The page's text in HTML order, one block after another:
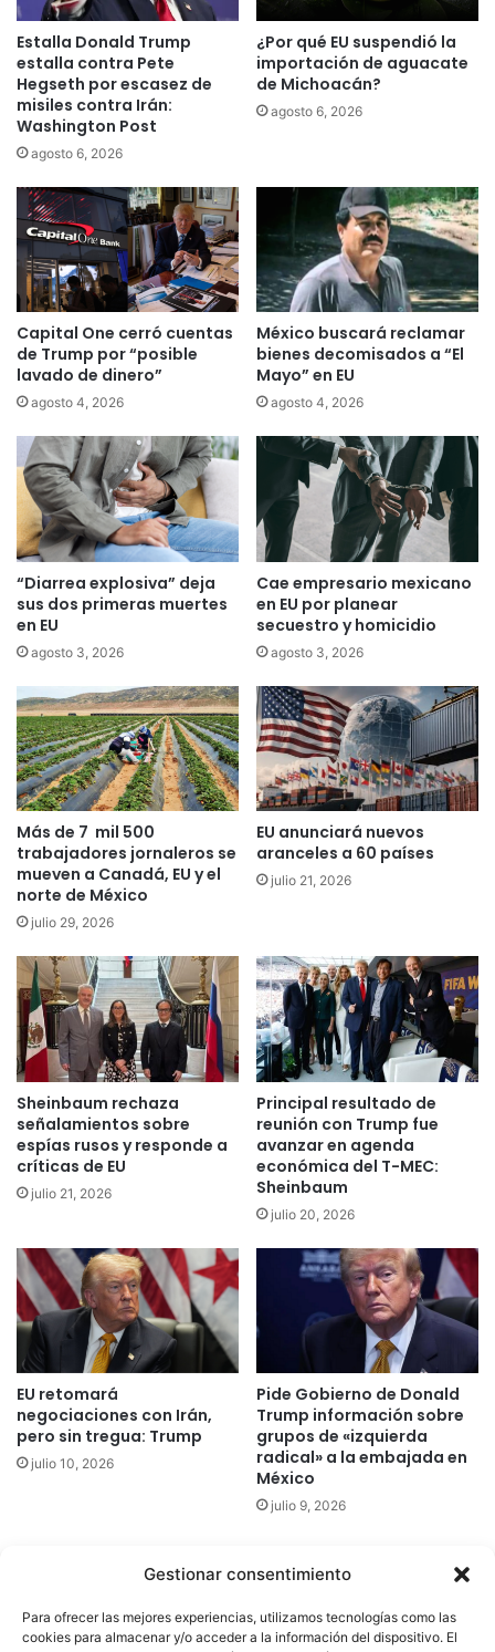
Gestionar consentimiento
Para ofrecer las mejores experiencias, utilizamos tecnologías como las
cookies para almacenar y/o acceder a la información del dispositivo. El
Estalla Donald Trump
estalla contra Pete
Hegseth por escasez de
misiles contra Irán:
Washington Post
agosto 6, 2026
¿Por qué EU suspendió la
importación de aguacate
de Michoacán?
agosto 6, 2026
Capital One cerró cuentas
de Trump por “posible
lavado de dinero”
agosto 4, 2026
México buscará reclamar
bienes decomisados a “El
Mayo” en EU
agosto 4, 2026
“Diarrea explosiva” deja
sus dos primeras muertes
en EU
agosto 3, 2026
Cae empresario mexicano
en EU por planear
secuestro y homicidio
agosto 3, 2026
Más de 7 mil 500
trabajadores jornaleros se
mueven a Canadá, EU y el
norte de México
julio 29, 2026
EU anunciará nuevos
aranceles a 60 países
julio 21, 2026
Sheinbaum rechaza
señalamientos sobre
espías rusos y responde a
críticas de EU
julio 21, 2026
Principal resultado de
reunión con Trump fue
avanzar en agenda
económica del T-MEC:
Sheinbaum
julio 20, 2026
EU retomará
negociaciones con Irán,
pero sin tregua: Trump
julio 10, 2026
Pide Gobierno de Donald
Trump información sobre
grupos de «izquierda
radical» a la embajada en
México
julio 9, 2026
derechos reservados